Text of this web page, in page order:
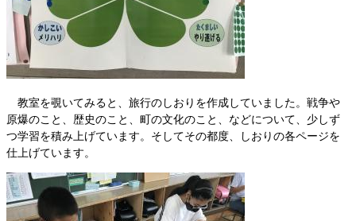
教室を覗いてみると、旅行のしおりを作成していました。戦争や
原爆のこと、歴史のこと、町の文化のこと、などについて、少しず
つ学習を積み上げています。そしてその都度、しおりの各ページを
仕上げています。